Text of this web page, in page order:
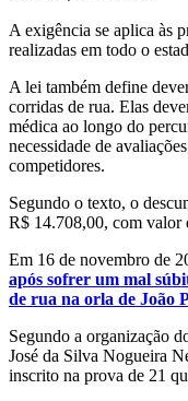
A exigência se aplica às
realizadas em todo o
A lei também define
corridas de rua. Elas
médica ao longo do
necessidade de
competidores.
Segundo o texto, o
R$ 14.708,00, com valor
Em 16 de novembro de
após sofrer um mal
de rua na orla de João
Segundo a organização
José da Silva Nogueira
inscrito na prova de 21